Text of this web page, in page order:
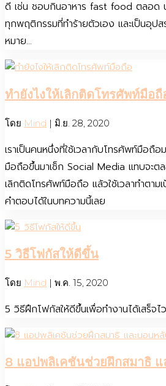
ดี เช่น ชอบกินอาหาร fast food ตลอด
ทุกพฤติกรรมที่ทำร้ายตัวเอง และเป็นอุปส
หมาย...
ทำยังไงให้เลิกติดโทรศัพท์มือถื
โดย Mind | มิ.ย. 28, 2020
เราเป็นคนหนึ่งที่ใช้เวลากับโทรศัพท์มือถือ
มือถือขึ้นมาเช็ก Social Media แทบจะตล
เลิกติดโทรศัพท์มือถือ แล้วใช้เวลาทำตาม
คำตอบได้ในบทความนี้เลย
5 วิธีโฟกัสให้ดีขึ้น
โดย Mind | พ.ค. 15, 2020
5 วิธีฝึกโฟกัสให้ดีขึ้นเพื่อทำงานได้เสร็จไ
8 แอปพลิเคชันช่วยฝึกสมาธิ